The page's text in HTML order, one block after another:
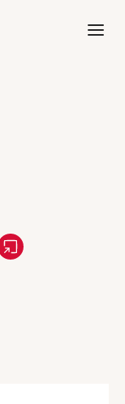
de Crédit Municipal